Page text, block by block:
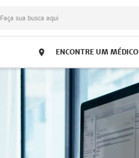
Faça sua busca aqui
ENCONTRE UM MÉDICO